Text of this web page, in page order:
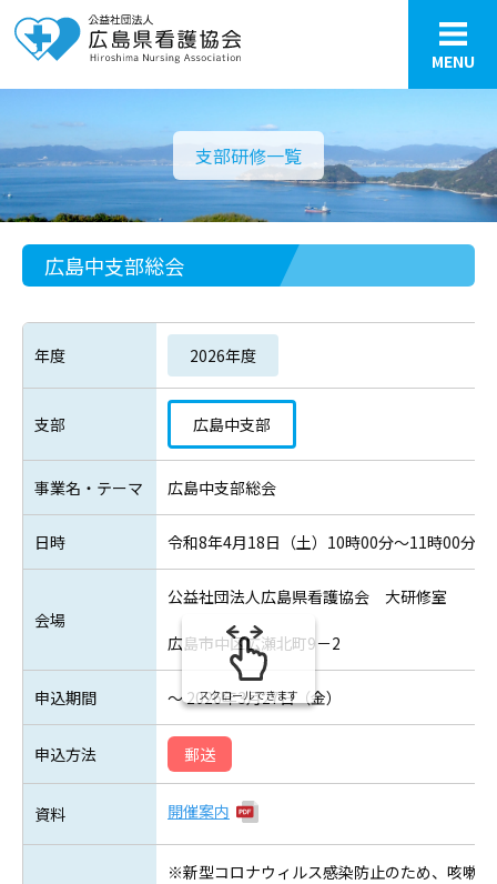
MENU
支部研修一覧
広島中支部総会
年度 2026年度
支部 広島中支部
事業名・テーマ 広島中支部総会
日時 令和8年4月18日（土）10時00分～11時00分
会場
公益社団法人広島県看護協会 大研修室
広島市中区広瀬北町9－2
申込期間 ～ 2026年3月27日（金）
申込方法 郵送
資料 開催案内
※新型コロナウィルス感染防止のため、咳嗽
スクロールできます